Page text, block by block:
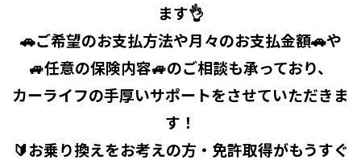
ます👌
🚗ご希望のお支払方法や月々のお支払金額🚗や
🚙任意の保険内容🚙のご相談も承っており、
カーライフの手厚いサポートをさせていただきま
す！
🔰お乗り換えをお考えの方・免許取得がもうすぐ